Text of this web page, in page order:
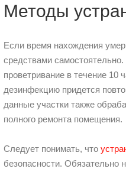
Методы
Если время нахождения
средствами
проветривание в течение
дезинфекцию придется
данные участки также
полного ремонта помещения.
Следует понимать, что
безопасности. Обязательно